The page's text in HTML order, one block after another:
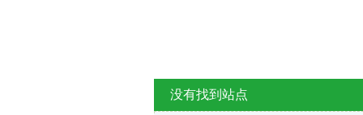
没有找到站点